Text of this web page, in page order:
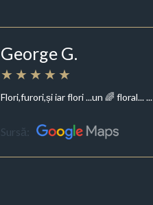
George G.
Flori,furori,și iar flori ...un 🌈 floral... ...
Sursă: